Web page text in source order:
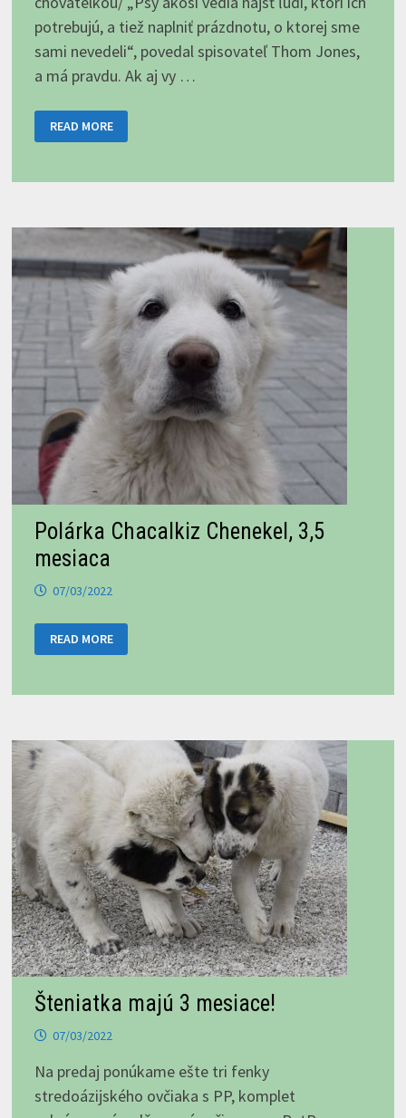
potrebujú, a tiež naplniť prázdnotu, o ktorej sme
sami nevedeli“, povedal spisovateľ Thom Jones,
a má pravdu. Ak aj vy …
STREDOÁZIJSKÝ
OVČIAK
OD
Z
READ MORE
Polárka Chacalkiz Chenekel, 3,5
mesiaca
07/03/2022
CHACALKIZ
CHENEKEL,
READ MORE
Šteniatka majú 3 mesiace!
07/03/2022
Na predaj ponúkame ešte tri fenky
stredoázijského ovčiaka s PP, komplet